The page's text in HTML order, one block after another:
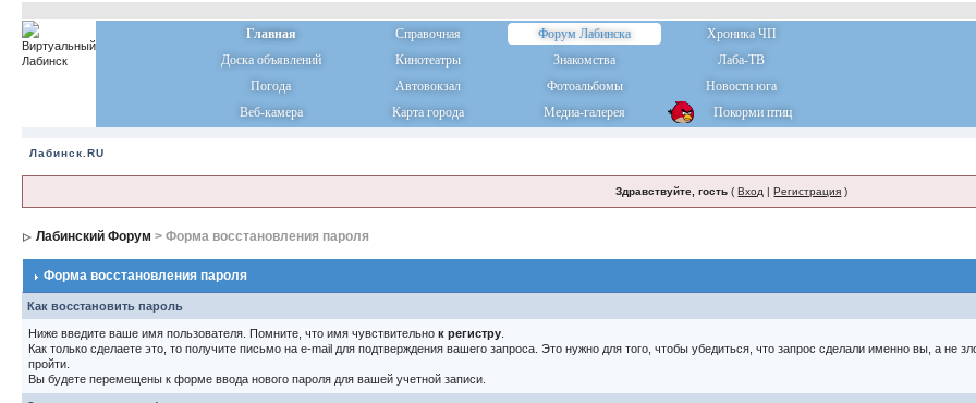
Главная Справочная Форум Лабинска
Хроника ЧП
Доска объявлений
Кинотеатры Знакомства
Лаба-ТВ
Погода
Автовокзал Фотоальбомы
Новости юга
Веб-камера
Карта города Медиа-галерея Покорми птиц
Лабинск.RU
Здравствуйте, гость (Вход |Регистрация )
Лабинский Форум > Форма восстановления пароля
Форма восстановления пароля
Как восстановить пароль
Ниже введите ваше имя пользователя. Помните, что имя чувствительнок регистру
Как только сделаете это, то получите письмо на e-mail для подтверждения вашего запроса. Это нужно для того, чтобы убедиться, что запрос сделали именно вы, а
пройти.
Вы будете перемещены к форме ввода нового пароля для вашей учетной записи.